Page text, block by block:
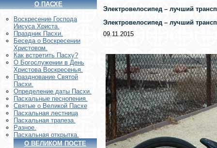
О ПАСХЕ
Воскреcение Господа
Иисуса Христа.
Праздник Пасхи.
Беседа о Воскресении
Христовом.
Как встретить Пасху?
О Богослужении в День
Христова Воскресенья.
Празднование Святой
Пасхи.
Определение даты Пасхи.
Пасхальные песнопения.
Святые о Великой Пасхе
Пасхальная лестница
Пасхальная трапеза.
Разное.
Пасхальная открытка.
О ВЕЛИКОМ ПОСТЕ
Электровелосипед – лучший
Электровелосипед – лучший
09.11.2015